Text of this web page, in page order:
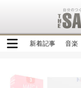
新着記事 音楽